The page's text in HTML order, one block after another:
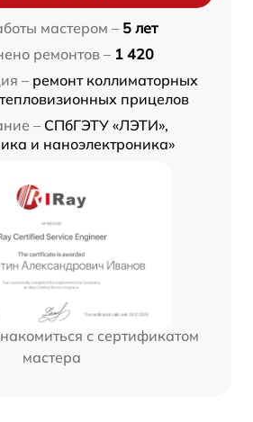
мастером – 5 лет
ремонтов – 1 420
– ремонт коллиматорных
прицелов
– СПбГЭТУ «ЛЭТИ»,
и наноэлектроника»
с сертификатом
мастера